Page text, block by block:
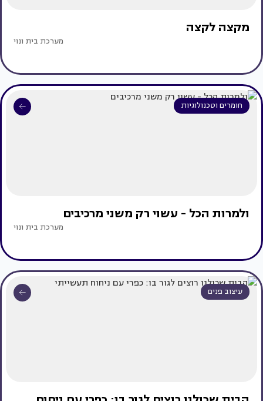
מקצה לקצה
מערכת בית ונוי
חומרים וטכנולוגיות
ולמרות הכל - עשוי רק משני מרכיבים
מערכת בית ונוי
עיצוב פנים